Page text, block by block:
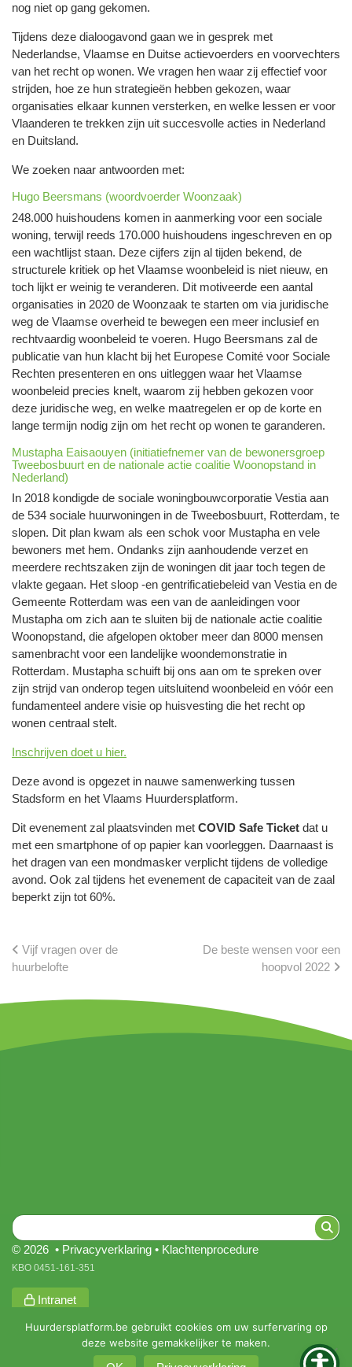
nog niet op gang gekomen.
Tijdens deze dialoogavond gaan we in gesprek met
Nederlandse, Vlaamse en Duitse actievoerders en voorvechters
van het recht op wonen. We vragen hen waar zij effectief voor
strijden, hoe ze hun strategieën hebben gekozen, waar
organisaties elkaar kunnen versterken, en welke lessen er voor
Vlaanderen te trekken zijn uit succesvolle acties in Nederland
en Duitsland.
We zoeken naar antwoorden met:
Hugo Beersmans (woordvoerder Woonzaak)
248.000 huishoudens komen in aanmerking voor een sociale
woning, terwijl reeds 170.000 huishoudens ingeschreven en op
een wachtlijst staan. Deze cijfers zijn al tijden bekend, de
structurele kritiek op het Vlaamse woonbeleid is niet nieuw, en
toch lijkt er weinig te veranderen. Dit motiveerde een aantal
organisaties in 2020 de Woonzaak te starten om via juridische
weg de Vlaamse overheid te bewegen een meer inclusief en
rechtvaardig woonbeleid te voeren. Hugo Beersmans zal de
publicatie van hun klacht bij het Europese Comité voor Sociale
Rechten presenteren en ons uitleggen waar het Vlaamse
woonbeleid precies knelt, waarom zij hebben gekozen voor
deze juridische weg, en welke maatregelen er op de korte en
lange termijn nodig zijn om het recht op wonen te garanderen.
Mustapha Eaisaouyen (initiatiefnemer van de bewonersgroep
Tweebosbuurt en de nationale actie coalitie Woonopstand in
Nederland)
In 2018 kondigde de sociale woningbouwcorporatie Vestia aan
de 534 sociale huurwoningen in de Tweebosbuurt, Rotterdam, te
slopen. Dit plan kwam als een schok voor Mustapha en vele
bewoners met hem. Ondanks zijn aanhoudende verzet en
meerdere rechtszaken zijn de woningen dit jaar toch tegen de
vlakte gegaan. Het sloop -en gentrificatiebeleid van Vestia en de
Gemeente Rotterdam was een van de aanleidingen voor
Mustapha om zich aan te sluiten bij de nationale actie coalitie
Woonopstand, die afgelopen oktober meer dan 8000 mensen
samenbracht voor een landelijke woondemonstratie in
Rotterdam. Mustapha schuift bij ons aan om te spreken over
zijn strijd van onderop tegen uitsluitend woonbeleid en vóór een
fundamenteel andere visie op huisvesting die het recht op
wonen centraal stelt.
Inschrijven doet u hier.
Deze avond is opgezet in nauwe samenwerking tussen
Stadsform en het Vlaams Huurdersplatform.
Dit evenement zal plaatsvinden met COVID Safe Ticket dat u
met een smartphone of op papier kan voorleggen. Daarnaast is
het dragen van een mondmasker verplicht tijdens de volledige
avond. Ook zal tijdens het evenement de capaciteit van de zaal
beperkt zijn tot 60%.
Vijf vragen over de
huurbelofte
De beste wensen voor een
hoopvol 2022
© 2026 • Privacyverklaring • Klachtenprocedure
KBO 0451-161-351
Intranet
Huurdersplatform.be gebruikt cookies om uw surfervaring op
deze website gemakkelijker te maken.